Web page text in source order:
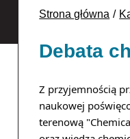
Strona główna
Debata
Z przyjemnością
naukowej
terenową